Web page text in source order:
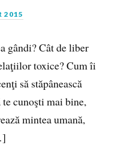
2015
gândi? Cât de liber
toxice? Cum îi
să stăpânească
cunoşti mai bine,
mintea umană,